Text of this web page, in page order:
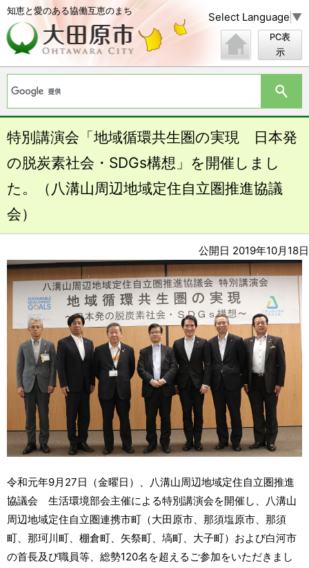
知恵と愛のある協働互恵のまち Select Language ▼
PC表
示
特別講演会「地域循環共生圏の実現 日本発
の脱炭素社会・SDGs構想」を開催しまし
た。（八溝山周辺地域定住自立圏推進協議
会）
公開日 2019年10月18日
令和元年9月27日（金曜日）、八溝山周辺地域定住自立圏推進
協議会 生活環境部会主催による特別講演会を開催し、八溝山
周辺地域定住自立圏連携市町（大田原市、那須塩原市、那須
町、那珂川町、棚倉町、矢祭町、塙町、大子町）および白河市
の首長及び職員等、総勢120名を超えるご参加をいただきまし